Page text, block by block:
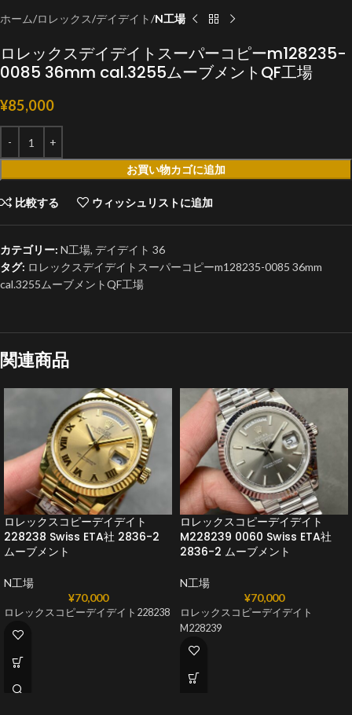
ホーム ロレックス デイデイト N工場
ロレックスデイデイトスーパーコピーm128235-
0085 36mm cal.3255ムーブメントQF工場
¥85,000
お買い物カゴに追加
比較する ウィッシュリストに追加
カテゴリー: N工場, デイデイト 36
タグ: ロレックスデイデイトスーパーコピーm128235-0085 36mm
cal.3255ムーブメントQF工場
関連商品
ロレックスコピーデイデイト
228238 Swiss ETA社 2836-2
ムーブメント
N工場
¥70,000
ロレックスコピーデイデイト228238
ロレックスコピーデイデイト
M228239 0060 Swiss ETA社
2836-2 ムーブメント
N工場
¥70,000
ロレックスコピーデイデイト
M228239